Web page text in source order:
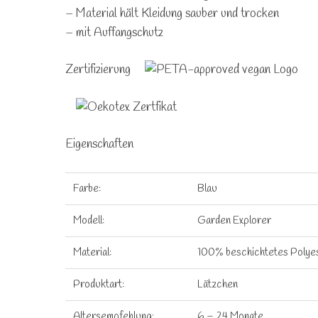
– Material hält Kleidung sauber und trocken
– mit Auffangschutz
Zertifizierung
Eigenschaften
Farbe: Blau
Modell: Garden Explorer
Material: 100% beschichtetes
Produktart: Lätzchen